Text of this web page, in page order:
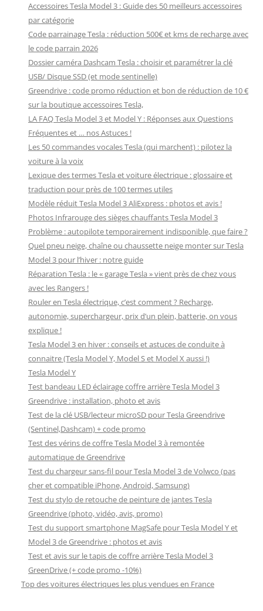
Accessoires Tesla Model 3 : Guide des 50 meilleurs accessoires
par catégorie
Code parrainage Tesla : réduction 500€ et kms de recharge avec
le code parrain 2026
Dossier caméra Dashcam Tesla : choisir et paramétrer la clé
USB/ Disque SSD (et mode sentinelle)
Greendrive : code promo réduction et bon de réduction de 10 €
sur la boutique accessoires Tesla,
LA FAQ Tesla Model 3 et Model Y : Réponses aux Questions
Fréquentes et … nos Astuces !
Les 50 commandes vocales Tesla (qui marchent) : pilotez la
voiture à la voix
Lexique des termes Tesla et voiture électrique : glossaire et
traduction pour près de 100 termes utiles
Modèle réduit Tesla Model 3 AliExpress : photos et avis !
Photos Infrarouge des sièges chauffants Tesla Model 3
Problème : autopilote temporairement indisponible, que faire ?
Quel pneu neige, chaîne ou chaussette neige monter sur Tesla
Model 3 pour l’hiver : notre guide
Réparation Tesla : le « garage Tesla » vient près de chez vous
avec les Rangers !
Rouler en Tesla électrique, c’est comment ? Recharge,
autonomie, superchargeur, prix d’un plein, batterie, on vous
explique !
Tesla Model 3 en hiver : conseils et astuces de conduite à
connaitre (Tesla Model Y, Model S et Model X aussi !)
Tesla Model Y
Test bandeau LED éclairage coffre arrière Tesla Model 3
Greendrive : installation, photo et avis
Test de la clé USB/lecteur microSD pour Tesla Greendrive
(Sentinel,Dashcam) + code promo
Test des vérins de coffre Tesla Model 3 à remontée
automatique de Greendrive
Test du chargeur sans-fil pour Tesla Model 3 de Volwco (pas
cher et compatible iPhone, Android, Samsung)
Test du stylo de retouche de peinture de jantes Tesla
Greendrive (photo, vidéo, avis, promo)
Test du support smartphone MagSafe pour Tesla Model Y et
Model 3 de Greendrive : photos et avis
Test et avis sur le tapis de coffre arrière Tesla Model 3
GreenDrive (+ code promo -10%)
Top des voitures électriques les plus vendues en France